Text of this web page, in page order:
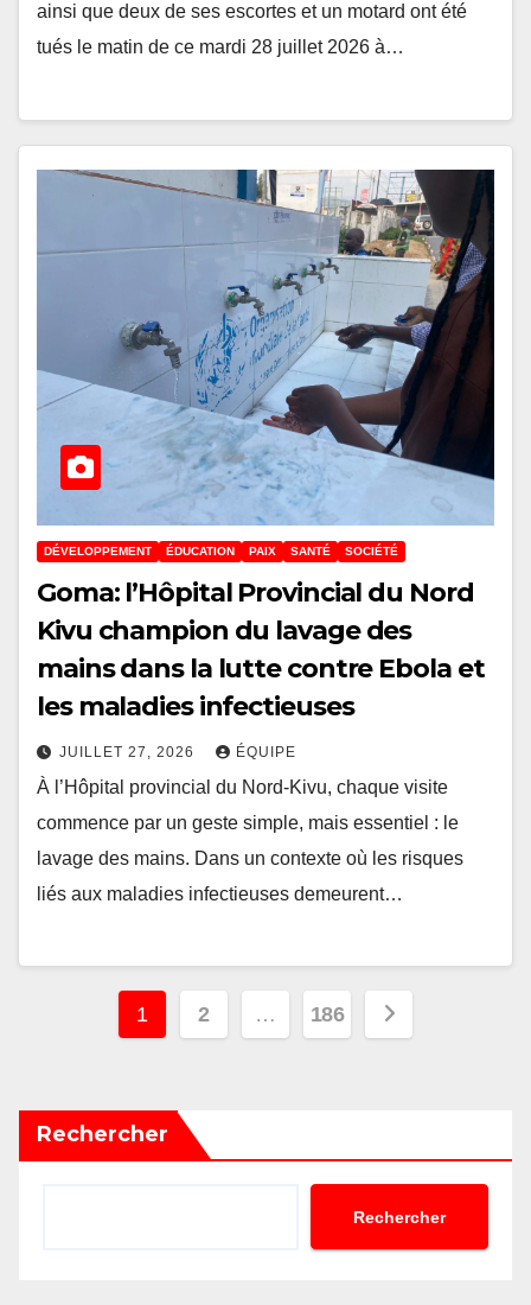
ainsi que deux de ses escortes et un motard ont été
tués le matin de ce mardi 28 juillet 2026 à…
DÉVELOPPEMENT ÉDUCATION PAIX SANTÉ SOCIÉTÉ
Goma: l’Hôpital Provincial du Nord
Kivu champion du lavage des
mains dans la lutte contre Ebola et
les maladies infectieuses
JUILLET 27, 2026 ÉQUIPE
À l’Hôpital provincial du Nord-Kivu, chaque visite
commence par un geste simple, mais essentiel : le
lavage des mains. Dans un contexte où les risques
liés aux maladies infectieuses demeurent…
Pagination
publications
1 2 … 186
Rechercher
Rechercher